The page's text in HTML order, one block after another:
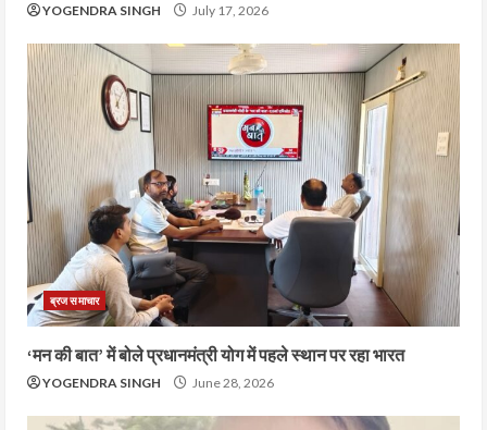
YOGENDRA SINGH July 17, 2026
ब्रज समाचार
‘मन की बात’ में बोले प्रधानमंत्री योग में पहले स्थान पर रहा भारत
YOGENDRA SINGH June 28, 2026